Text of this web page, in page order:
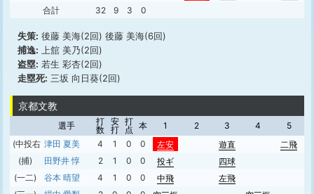
合計
32 9 3 0
失策: 後藤 美海(2回) 後藤 美海(6回)
捕逸: 上舘 美乃(2回)
盗塁: 若生 彩杏(2回)
走塁死: 三坂 向日葵(2回)
京都文教
選手
打
数
安
打
打
点 本 1 2 3 4
5
(中投右) 津田 夏美 4 1 0 0 左安 遊直
二飛
(捕)
田野井 惇 2 1 0 0 投ギ 四球
(一二)
谷本 晴望 4 1 0 0 中飛 左飛